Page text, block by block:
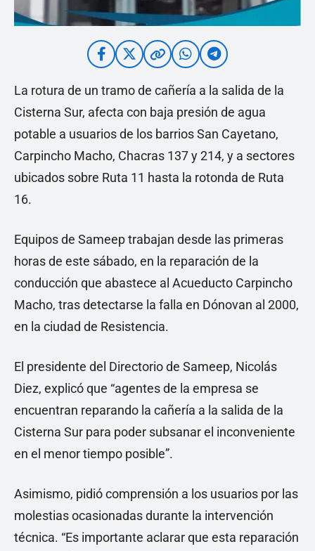
La rotura de un tramo de cañería a la salida de la
Cisterna Sur, afecta con baja presión de agua
potable a usuarios de los barrios San Cayetano,
Carpincho Macho, Chacras 137 y 214, y a sectores
ubicados sobre Ruta 11 hasta la rotonda de Ruta
16.
Equipos de Sameep trabajan desde las primeras
horas de este sábado, en la reparación de la
conducción que abastece al Acueducto Carpincho
Macho, tras detectarse la falla en Dónovan al 2000,
en la ciudad de Resistencia.
El presidente del Directorio de Sameep, Nicolás
Diez, explicó que “agentes de la empresa se
encuentran reparando la cañería a la salida de la
Cisterna Sur para poder subsanar el inconveniente
en el menor tiempo posible”.
Asimismo, pidió comprensión a los usuarios por las
molestias ocasionadas durante la intervención
técnica. “Es importante aclarar que esta reparación